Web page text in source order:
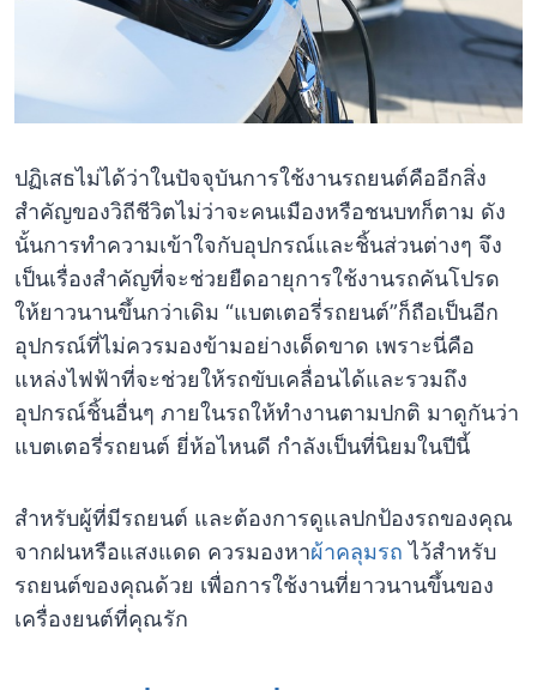
ปฏิเสธไม่ได้ว่าในปัจจุบันการใช้งานรถยนต์คืออีกสิ่ง
สำคัญของวิถีชีวิตไม่ว่าจะคนเมืองหรือชนบทก็ตาม ดัง
นั้นการทำความเข้าใจกับอุปกรณ์และชิ้นส่วนต่างๆ จึง
เป็นเรื่องสำคัญที่จะช่วยยืดอายุการใช้งานรถคันโปรด
ให้ยาวนานขึ้นกว่าเดิม “แบตเตอรี่รถยนต์”ก็ถือเป็นอีก
อุปกรณ์ที่ไม่ควรมองข้ามอย่างเด็ดขาด เพราะนี่คือ
แหล่งไฟฟ้าที่จะช่วยให้รถขับเคลื่อนได้และรวมถึง
อุปกรณ์ชิ้นอื่นๆ ภายในรถให้ทำงานตามปกติ มาดูกันว่า
แบตเตอรี่รถยนต์ ยี่ห้อไหนดี กำลังเป็นที่นิยมในปีนี้
สำหรับผู้ที่มีรถยนต์ และต้องการดูแลปกป้องรถของคุณ
จากฝนหรือแสงแดด ควรมองหาผ้าคลุมรถ ไว้สำหรับ
รถยนต์ของคุณด้วย เพื่อการใช้งานที่ยาวนานขึ้นของ
เครื่องยนต์ที่คุณรัก